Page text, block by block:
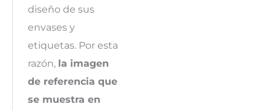
diseño de sus
envases y
etiquetas. Por esta
razón, la imagen
de referencia que
se muestra en